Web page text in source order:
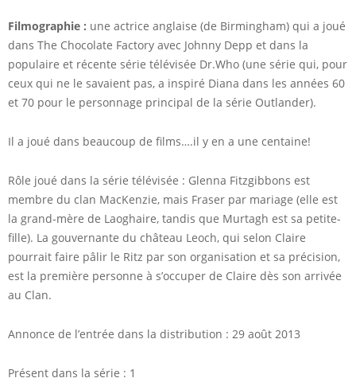
Filmographie : une actrice anglaise (de Birmingham) qui a joué
dans The Chocolate Factory avec Johnny Depp et dans la
populaire et récente série télévisée Dr.Who (une série qui, pour
ceux qui ne le savaient pas, a inspiré Diana dans les années 60
et 70 pour le personnage principal de la série Outlander).
Il a joué dans beaucoup de films….il y en a une centaine!
Rôle joué dans la série télévisée : Glenna Fitzgibbons est
membre du clan MacKenzie, mais Fraser par mariage (elle est
la grand-mère de Laoghaire, tandis que Murtagh est sa petite-
fille). La gouvernante du château Leoch, qui selon Claire
pourrait faire pâlir le Ritz par son organisation et sa précision,
est la première personne à s’occuper de Claire dès son arrivée
au Clan.
Annonce de l’entrée dans la distribution : 29 août 2013
Présent dans la série : 1